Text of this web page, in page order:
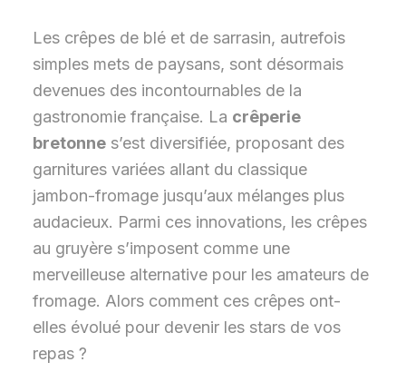
Les crêpes de blé et de sarrasin, autrefois
simples mets de paysans, sont désormais
devenues des incontournables de la
gastronomie française. La crêperie
bretonnes’est diversifiée, proposant des
garnitures variées allant du classique
jambon-fromage jusqu’aux mélanges plus
audacieux. Parmi ces innovations, les crêpes
au gruyère s’imposent comme une
merveilleuse alternative pour les amateurs de
fromage. Alors comment ces crêpes ont-
elles évolué pour devenir les stars de vos
repas ?